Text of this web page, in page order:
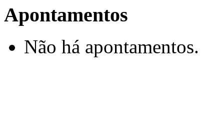
Apontamentos
Não há apontamentos.